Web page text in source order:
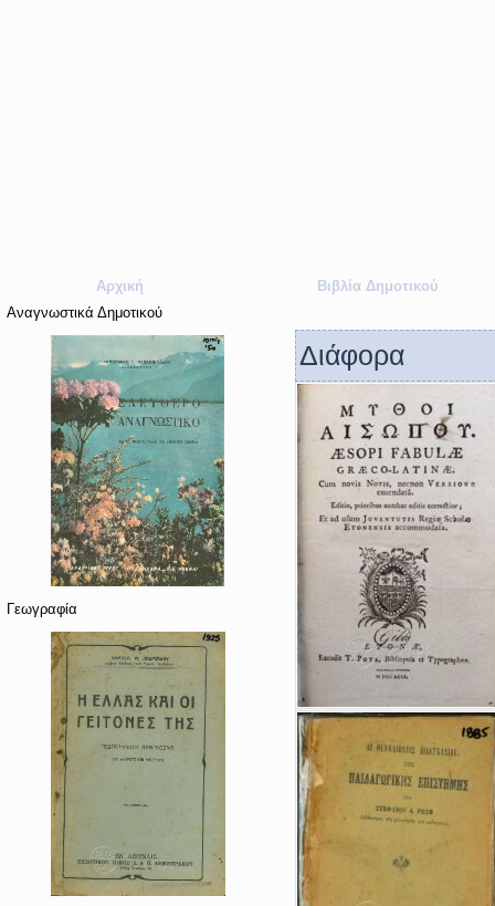
Αρχική
Βιβλία Δημοτικού
Αναγνωστικά Δημοτικού
Γεωγραφία
Διάφορα